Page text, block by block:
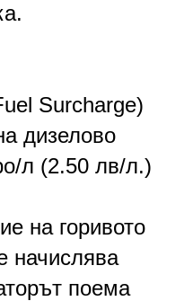
Surcharge)
дизелово
л (2.50 лв/л.)
на горивото
начислява
поема